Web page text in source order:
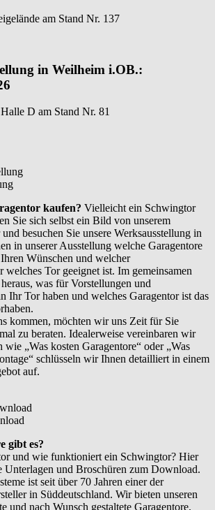
am Stand Nr. 137
in Weilheim i.OB.:
D am Stand Nr. 81
kaufen? Vielleicht ein Schwingtor
Sie sich selbst ein Bild von unserem
besuchen Sie unsere Werksausstellung in
in unserer Ausstellung welche Garagentore
Wünschen und welcher
welches Tor geeignet ist. Im gemeinsamen
was für Vorstellungen und
Ihr Tor haben und welches Garagentor ist das
kommen, möchten wir uns Zeit für Sie
zu beraten. Idealerweise vereinbaren wir
wie „Was kosten Garagentore“ oder „Was
schlüsseln wir Ihnen detailliert in einem
auf.
gibt es?
und wie funktioniert ein Schwingtor? Hier
Unterlagen und Broschüren zum Download.
ist seit über 70 Jahren einer der
in Süddeutschland. Wir bieten unseren
und nach Wunsch gestaltete Garagentore.